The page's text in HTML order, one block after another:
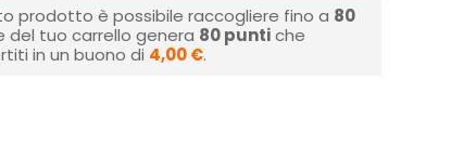
prodotto è possibile raccogliere fino a 80
del tuo carrello genera 80puntiche
in un buono di 4,00 €.